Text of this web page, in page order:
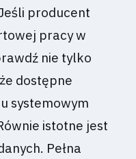
producent
pracy w
nie tylko
dostępne
systemowym
istotne jest
Pełna